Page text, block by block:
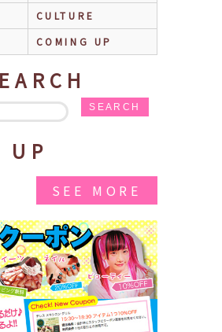
CULTURE
COMING UP
SEARCH
UP
SEE MORE